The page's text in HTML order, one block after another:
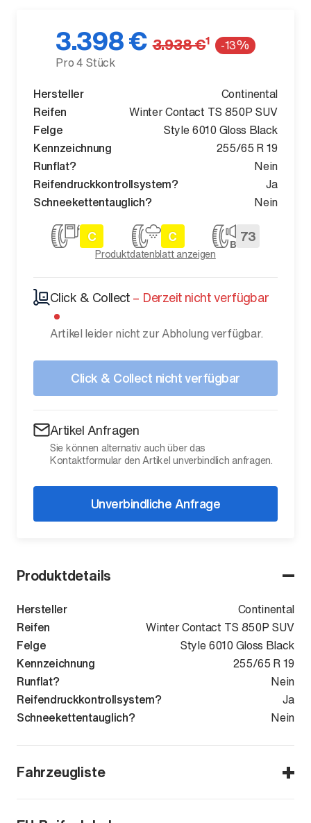
Produktdetails
Hersteller
Continental
Reifen
Winter Contact TS 850P SUV
Felge
Style 6010 Gloss Black
Kennzeichnung
255/65 R 19
Runflat?
Nein
Reifendruckkontrollsystem?
Ja
Schneekettentauglich?
Nein
Fahrzeugliste
3.398 €
Pro 4 Stück
3.938 €1 -13%
Hersteller
Continental
Reifen
Winter Contact TS 850P SUV
Felge
Style 6010 Gloss Black
Kennzeichnung
255/65 R 19
Runflat?
Nein
Reifendruckkontrollsystem?
Ja
Schneekettentauglich?
Nein
C C 73
Produktdatenblatt anzeigen
Click & Collect– Derzeit nicht verfügbar
Artikel leider nicht zur Abholung verfügbar.
Click & Collect nicht verfügbar
Artikel Anfragen
Sie können alternativ auch über das
Kontaktformular den Artikel unverbindlich anfragen.
Unverbindliche Anfrage